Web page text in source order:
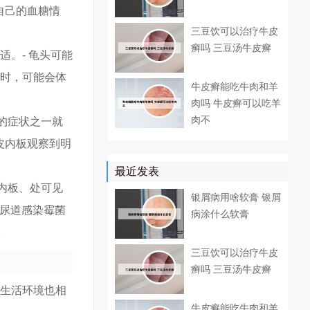
己的血糖情
。- 龟头可能
，可能会体
症状之一就
内板观察到明
板、处可见
道感染霉菌
活环境也相
三豆饮可以治疗牛皮
癣吗 三豆汤牛皮癣
牛皮癣能吃牛肉和羊
肉吗 牛皮癣可以吃羊
肉不
最近发表
银屑病用啥软膏 银屑
病涂什么软膏
三豆饮可以治疗牛皮
癣吗 三豆汤牛皮癣